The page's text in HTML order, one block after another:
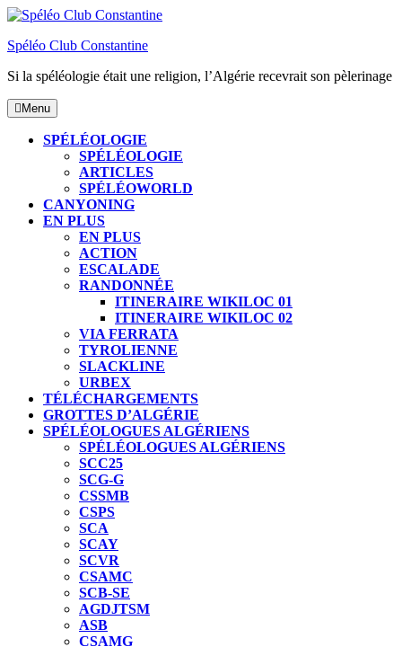
Skip
content
Spéléo Club Constantine
Si la spéléologie était une religion, l’Algérie recevrait son pèlerinage
MenuMenu
SPÉLÉOLOGIE
SPÉLÉOLOGIE
ARTICLES
SPÉLÉOWORLD
CANYONING
EN PLUS
EN PLUS
ACTION
ESCALADE
RANDONNÉE
ITINERAIRE WIKILOC 01
ITINERAIRE WIKILOC 02
VIA FERRATA
TYROLIENNE
SLACKLINE
URBEX
TÉLÉCHARGEMENTS
GROTTES D’ALGÉRIE
SPÉLÉOLOGUES ALGÉRIENS
SPÉLÉOLOGUES ALGÉRIENS
SCC25
SCG-G
CSSMB
CSPS
SCA
SCAY
SCVR
CSAMC
SCB-SE
AGDJTSM
ASB
CSAMG